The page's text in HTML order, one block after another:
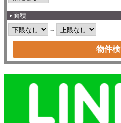
面積
～